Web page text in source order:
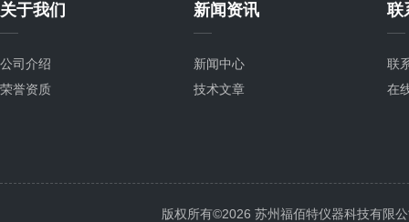
关于我们
公司介绍
荣誉资质
新闻资讯
新闻中心
技术文章
联
联
在
版权所有©2026 苏州福佰特仪器科技有限